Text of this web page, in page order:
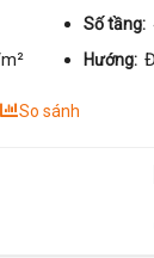
Số tầng:
Hướng:
So sánh